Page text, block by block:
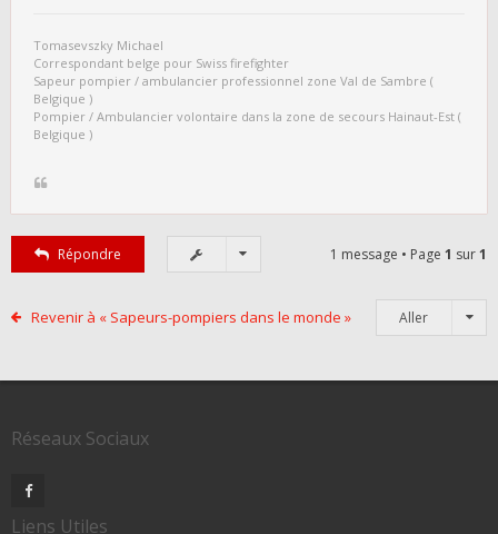
Tomasevszky Michael
Correspondant belge pour Swiss firefighter
Sapeur pompier / ambulancier professionnel zone Val de Sambre (
Belgique )
Pompier / Ambulancier volontaire dans la zone de secours Hainaut-Est (
Belgique )
Répondre 1 message • Page 1 sur1
Revenir à « Sapeurs-pompiers dans le monde » Aller
Réseaux Sociaux
Liens Utiles